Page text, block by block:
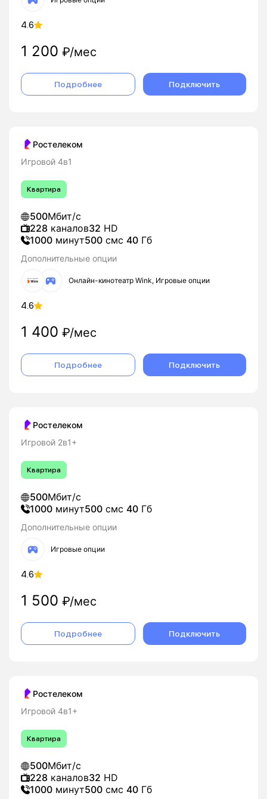
4.6
1 200 ₽/мес
Подробнее Подключить
Ростелеком
Игровой 4в1
Квартира
500Мбит/с
228 каналов32 HD
1000 минут500 смс 40 Гб
Дополнительные опции
Онлайн-кинотеатр Wink, Игровые опции
4.6
1 400 ₽/мес
Подробнее Подключить
Ростелеком
Игровой 2в1+
Квартира
500Мбит/с
1000 минут500 смс 40 Гб
Дополнительные опции
Игровые опции
4.6
1 500 ₽/мес
Подробнее Подключить
Ростелеком
Игровой 4в1+
Квартира
500Мбит/с
228 каналов32 HD
1000 минут500 смс 40 Гб